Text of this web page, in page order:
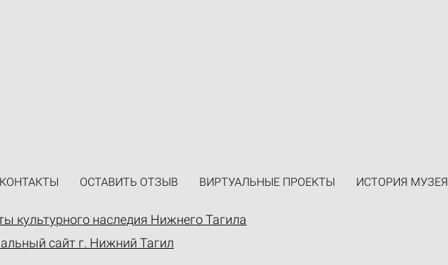
культурного наследия Нижнего Тагила
сайт г. Нижний Тагил
КОНТАКТЫ ОСТАВИТЬ ОТЗЫВ ВИРТУАЛЬНЫЕ ПРОЕКТЫ ИСТОРИЯ МУЗЕЯ